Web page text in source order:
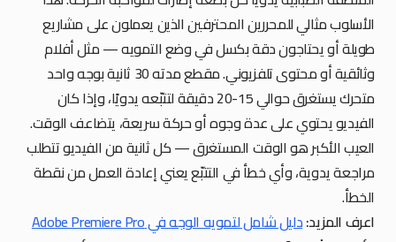
الأسلوب مثالي للمحررين المحترفين الذين يعملون على مشاريع
طويلة أو يحتاجون دقة بكسل في وضع التمويه — مثل أفلام
وثائقية أو محتوى تلفزيوني. مقطع مدته 30 ثانية بوجه واحد
متحرك يستغرق حوالي 15-20 دقيقة لتتبّعه يدويًا، وإذا كان
الفيديو يحتوي على عدة وجوه أو حركة سريعة، يتضاعف الوقت.
العيب الأكبر هو الوقت المستغرق — كل ثانية من الفيديو تتطلب
مراجعة يدوية، وأي خطأ في التتبّع يعني إعادة العمل من نقطة
الخطأ.
اعرف المزيد:دليل شامل لتمويه الوجه في Adobe Premiere Pro